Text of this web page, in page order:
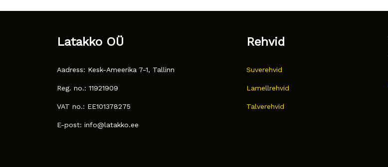
Latakko OÜ
Aadress: Kesk-Ameerika 7-1, Tallinn
Reg. no.: 11921909
VAT no.: EE101378275
E-post: info@latakko.ee
Rehvid
Suverehvid
Lamellrehvid
Talverehvid